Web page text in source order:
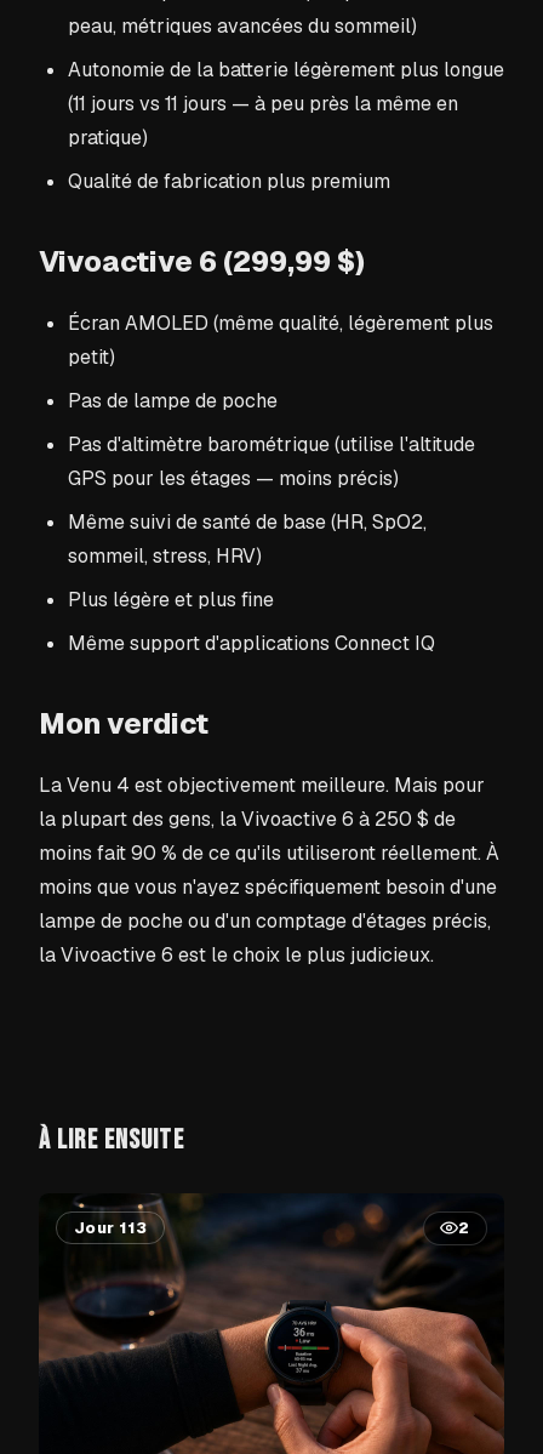
peau, métriques avancées du sommeil)
Autonomie de la batterie légèrement plus longue
(11 jours vs 11 jours — à peu près la même en
pratique)
Qualité de fabrication plus premium
Vivoactive 6 (299,99 $)
Écran AMOLED (même qualité, légèrement plus
petit)
Pas de lampe de poche
Pas d'altimètre barométrique (utilise l'altitude
GPS pour les étages — moins précis)
Même suivi de santé de base (HR, SpO2,
sommeil, stress, HRV)
Plus légère et plus fine
Même support d'applications Connect IQ
Mon verdict
La Venu 4 est objectivement meilleure. Mais pour
la plupart des gens, la Vivoactive 6 à 250 $ de
moins fait 90 % de ce qu'ils utiliseront réellement. À
moins que vous n'ayez spécifiquement besoin d'une
lampe de poche ou d'un comptage d'étages précis,
la Vivoactive 6 est le choix le plus judicieux.
À LIRE ENSUITE
Jour 113 2